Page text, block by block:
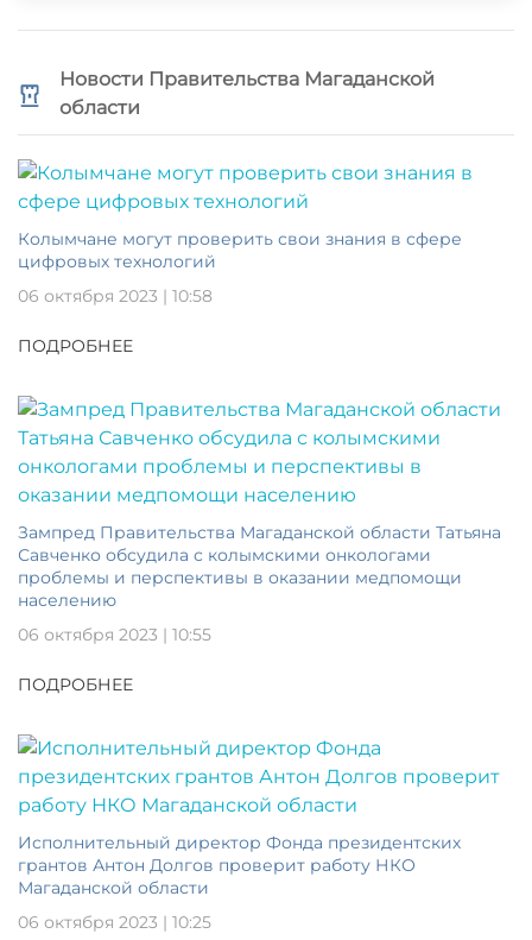
Новости Правительства Магаданской
области
Колымчане могут проверить свои знания в сфере
цифровых технологий
06 октября 2023 | 10:58
ПОДРОБНЕЕ
Зампред Правительства Магаданской области Татьяна
Савченко обсудила с колымскими онкологами
проблемы и перспективы в оказании медпомощи
населению
06 октября 2023 | 10:55
ПОДРОБНЕЕ
Исполнительный директор Фонда президентских
грантов Антон Долгов проверит работу НКО
Магаданской области
06 октября 2023 | 10:25